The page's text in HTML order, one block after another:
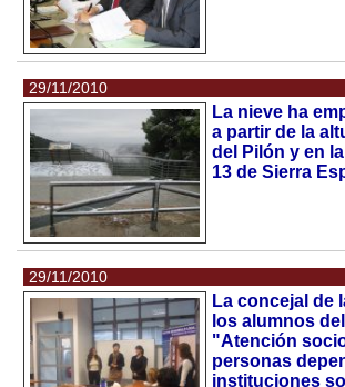
29/11/2010
La nieve ha
a partir de la
del Pilón y en
13 de Sierra
29/11/2010
La concejal de
los alumnos
"Atención
personas
instituciones